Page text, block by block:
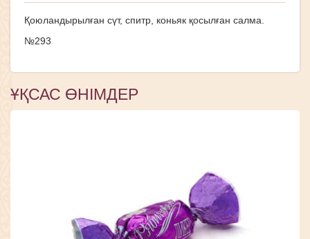
Қоюландырылған сүт, спитр, коньяк қосылған салма.
№293
ҰҚСАС ӨНІМДЕР